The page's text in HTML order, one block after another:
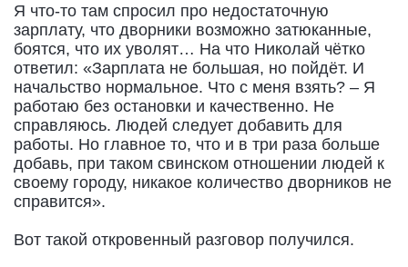
Я что-то там спросил про недостаточную
зарплату, что дворники возможно затюканные,
боятся, что их уволят… На что Николай чётко
ответил: «Зарплата не большая, но пойдёт. И
начальство нормальное. Что с меня взять? – Я
работаю без остановки и качественно. Не
справляюсь. Людей следует добавить для
работы. Но главное то, что и в три раза больше
добавь, при таком свинском отношении людей к
своему городу, никакое количество дворников не
справится».
Вот такой откровенный разговор получился.